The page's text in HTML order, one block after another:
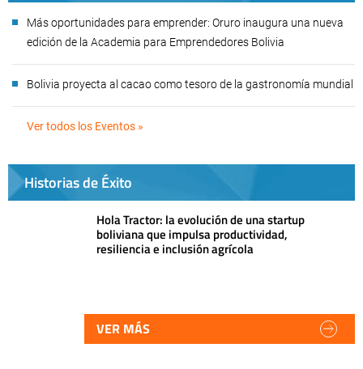
Más oportunidades para emprender: Oruro inaugura una nueva
edición de la Academia para Emprendedores Bolivia
Bolivia proyecta al cacao como tesoro de la gastronomía mundial
Ver todos los Eventos »
Historias de Éxito
Hola Tractor: la evolución de una startup
boliviana que impulsa productividad,
resiliencia e inclusión agrícola
VER MÁS